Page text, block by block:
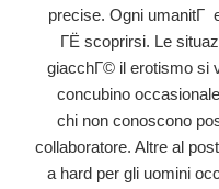
precise. Ogni umanitГ
ГЁ scoprirsi. Le
giacchГ© il erotismo si
concubino
chi non conoscono
collaboratore. Altre al
a hard per gli uomini